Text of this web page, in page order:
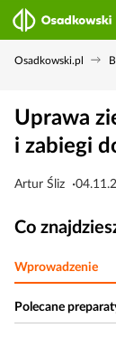
Osadkowski.pl
Uprawa
i zabiegi
Artur Śliz
Co
Wprowadzenie
Polecane